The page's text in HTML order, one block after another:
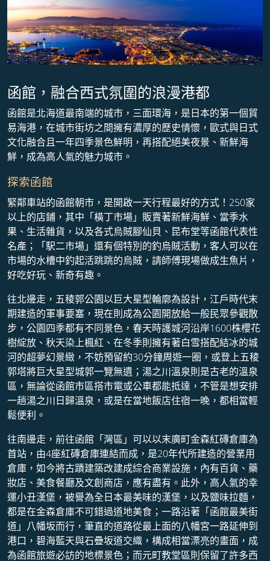
函館，融合西式氛圍的浪漫港都
函館是北海道最南端的城市，三面環海，是日本的第一個貿
易海港，在城市街坊之間擁有濃厚的歷史情懷，歐式與日式
文化融合且一年四季景色鮮明，再搭配絕美夜景、新鮮海
鮮，成為高人氣的魅力城市。
探索函館
緊鄰車站的函館朝市，是開啟一天行程最好的方式！250家
以上的店鋪，其中「橫丁市場」販賣著新鮮海鮮、當季水
果、生活雜貨，以及各式烏賊腳仙貝、昆布堂等函館代表性
名產；「駅二市場​」還有個特別的釣烏賊活動，客人可以在
市場的水槽中釣起活跳跳的烏賊，請師傅現場做成生魚片，
好吃好玩、新奇有趣。
往北邊走，五稜郭公園以巨大星型輪廓為設計，江戶時代末
期建造的軍事要塞​，現在則成為公園開放給一般民眾參觀散
步，公園四季都有不同景色，春天時護城河沿岸1600株櫻花
樹綻放、秋天染上楓紅、在冬季則擁有著白雪搭配結冰的城
河的超夢幻景緻，不妨預留約30分鐘周遊一圈，或登上五稜
郭塔將巨大星型城郭一覽無遺；湯之川溫泉則是古老的溫泉
區，無論從函館市區搭市電或公車都能抵達，不管是想安排
一趟湯之川日歸溫泉，或是在當地飯店住宿一晚，都相當輕
鬆便利。
往南邊走，前往函館「灣區」可以以末廣町金森紅磚倉庫為
首站，由4座紅磚倉庫連結而成，是20年代所建造的營業用
倉庫，如今將古蹟建築改建成綜合商業設施，內有百貨、藥
妝店、美食餐廳及文創商店，應有盡有。此外，高人氣的幸
運小丑漢堡，被譽為全日本最美味的漢堡，以及鹽味拉麵，
都是在金森倉庫不可錯過道地美食；一路沿著「函館最美街
道」八幡坂而行，筆直的道路從最上面的八幡宮一路延伸到
港口，碧海藍天與石疊坂道交織，構成相當漂亮的畫面，成
為函館旅遊必訪的地標景色；而元町教堂區則保留了許多西